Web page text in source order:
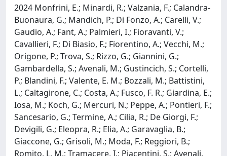
2024 Monfrini, E.; Minardi, R.; Valzania, F.; Calandra-
Buonaura, G.; Mandich, P.; Di Fonzo, A.; Carelli, V.;
Gaudio, A.; Fant, A.; Palmieri, I.; Fioravanti, V.;
Cavallieri, F.; Di Biasio, F.; Fiorentino, A.; Vecchi, M.;
Origone, P.; Trova, S.; Rizzo, G.; Giannini, G.;
Gambardella, S.; Avenali, M.; Gustincich, S.; Cortelli,
P.; Blandini, F.; Valente, E. M.; Bozzali, M.; Battistini,
L.; Caltagirone, C.; Costa, A.; Fusco, F. R.; Giardina, E.;
Iosa, M.; Koch, G.; Mercuri, N.; Peppe, A.; Pontieri, F.;
Sancesario, G.; Termine, A.; Cilia, R.; De Giorgi, F.;
Devigili, G.; Eleopra, R.; Elia, A.; Garavaglia, B.;
Giaccone, G.; Grisoli, M.; Moda, F.; Reggiori, B.;
Romito, L. M.; Tramacere, I.; Piacentini, S.; Avenali,